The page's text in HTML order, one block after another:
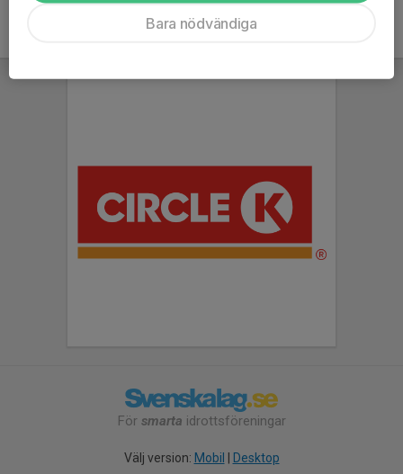
För smarta idrottsföreningar
Välj version: Mobil Desktop
Bara nödvändiga